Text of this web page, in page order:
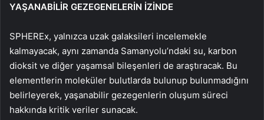
YAŞANABİLİR GEZEGENELERİN İZİNDE
SPHEREx, yalnızca uzak galaksileri incelemekle
kalmayacak, aynı zamanda Samanyolu’ndaki su, karbon
dioksit ve diğer yaşamsal bileşenleri de araştıracak. Bu
elementlerin moleküler bulutlarda bulunup bulunmadığını
belirleyerek, yaşanabilir gezegenlerin oluşum süreci
hakkında kritik veriler sunacak.